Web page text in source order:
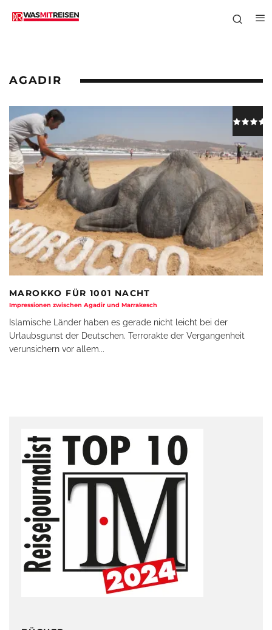
AGADIR
MAROKKO FÜR 1001 NACHT
Impressionen zwischen Agadir und Marrakesch
Islamische Länder haben es gerade nicht leicht bei der
Urlaubsgunst der Deutschen. Terrorakte der Vergangenheit
verunsichern vor allem...